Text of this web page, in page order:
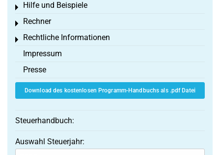
Hilfe und Beispiele
Toggle menu
Rechner
Toggle menu
Rechtliche Informationen
Toggle menu
Impressum
Presse
Download des kostenlosen Programm-Handbuchs als .pdf Datei
Steuerhandbuch:
Auswahl Steuerjahr: